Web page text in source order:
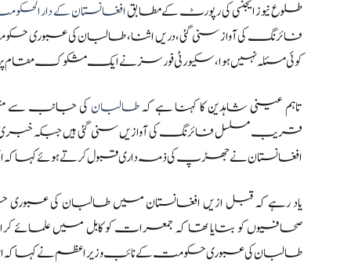
طلوع نیوز ایجنسی کی رپورٹ کے مطابقافغانستان کے دار
فائرنگ کی آواز سنی گئی، دریں اثنا، طالبان کی عبوری
کوئی مسئلہ نہیں ہوا،سکیورٹی فورسز نے ایک مشکوک مقام پر
تاہم عینی شاہدین کا کہنا ہے کہطالبان کی جانب سے
قریب مسلسل فائرنگ کی آوازیں سنی گئی ہیں جبکہ
افغانستان نے جھڑپ کی ذمہ داری قبول کرتے ہوئے کہا کہ
یاد رہے کہ قبل ازیں افغانستان میں طالبان کی
صحافیوں کو بتایا تھا کہ جمعرات کو کابل میں علمائے
طالبان کی عبوری حکومت کے نائب وزیر اعظم نے کہا کہ